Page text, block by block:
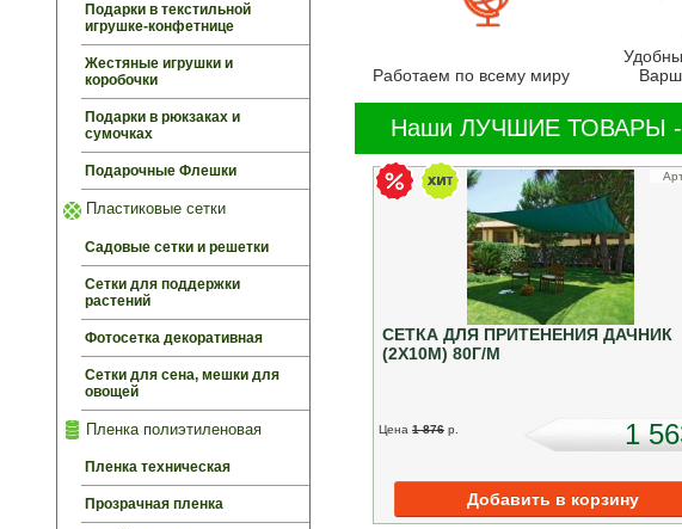
Подарки в текстильной
игрушке-конфетнице
Жестяные игрушки и
коробочки
Подарки в рюкзаках и
сумочках
Подарочные Флешки
Пластиковые сетки
Садовые сетки и решетки
Сетки для поддержки
растений
Фотосетка декоративная
Сетки для сена, мешки для
овощей
Пленка полиэтиленовая
Пленка техническая
Прозрачная пленка
Работаем по всему миру
Наши ЛУЧШИЕ ТОВАРЫ -
СЕТКА ДЛЯ ПРИТЕНЕНИЯ ДАЧНИК
(2Х10М) 80Г/М
Цена 1 876 p. 1